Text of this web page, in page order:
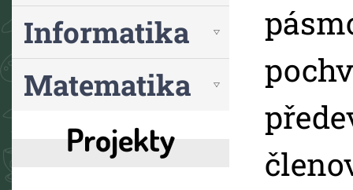
Informatika
Matematika
Projekty